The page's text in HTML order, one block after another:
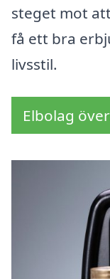
steget mot
få ett bra
livsstil.
Elbolag